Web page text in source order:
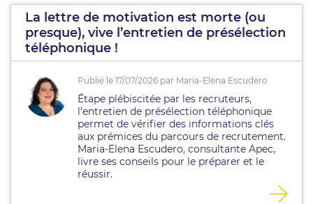
La lettre de motivation est morte (ou
presque), vive l’entretien de présélection
téléphonique !
Publié le 17/07/2026 par Maria-Elena Escudero
Étape plébiscitée par les recruteurs,
l’entretien de présélection téléphonique
permet de vérifier des informations clés
aux prémices du parcours de recrutement.
Maria-Elena Escudero, consultante Apec,
livre ses conseils pour le préparer et le
réussir.